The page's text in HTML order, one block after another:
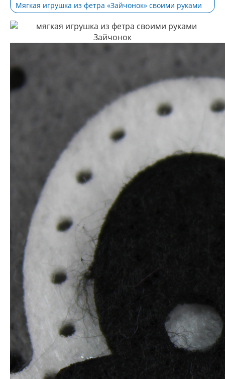
Мягкая игрушка из фетра «Зайчонок» своими руками